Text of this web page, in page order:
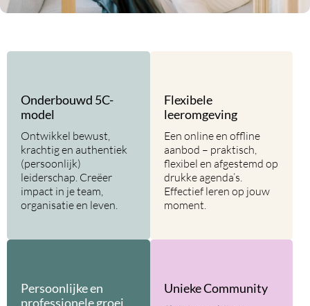
Onderbouwd 5C-
model
Ontwikkel bewust,
krachtig en authentiek
(persoonlijk)
leiderschap. Creëer
impact in je team,
organisatie en leven.
Flexibele
leeromgeving
Een online en offline
aanbod – praktisch,
flexibel en afgestemd op
drukke agenda’s.
Effectief leren op jouw
moment.
Persoonlijke en
professionele groei
Unieke Community